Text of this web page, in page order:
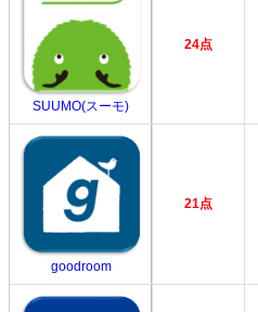
SUUMO(スーモ)
24点
goodroom
21点